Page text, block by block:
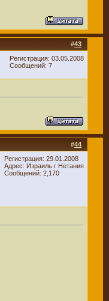
#43
Регистрация: 03.05.2008
Сообщений: 7
#44
Регистрация: 29.01.2008
Адрес: Израиль.г Нетания
Сообщений: 2,170